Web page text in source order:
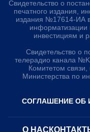
Свидетельство о
печатного издания,
издания №17614-ИА
инвестициям и
Свидетельство о
телерадио канала
Комитетом
Министерства по
СОГЛАШЕНИЕ ОБ
О НАС